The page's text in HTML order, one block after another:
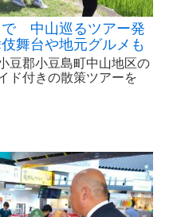
で 中山巡るツアー発
台や地元グルメも
豆郡小豆島町中山地区の
ド付きの散策ツアーを